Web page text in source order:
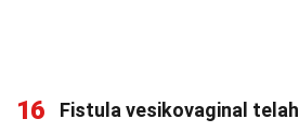
16
Fistula vesikovaginal